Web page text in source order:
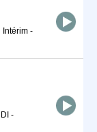
Intérim -
-